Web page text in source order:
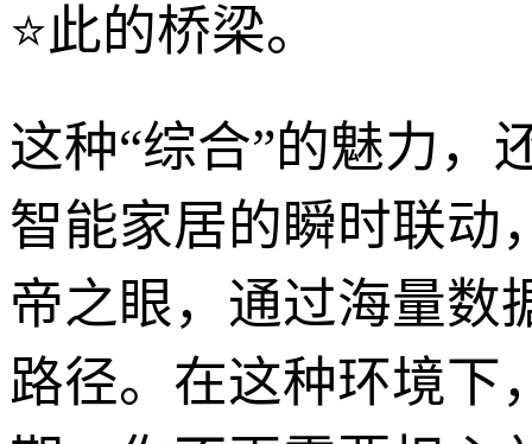
⭐此的桥梁。
这种“综合”的魅力，
智能家居的瞬时联动
帝之眼，通过海量数
路径。在这种环境下